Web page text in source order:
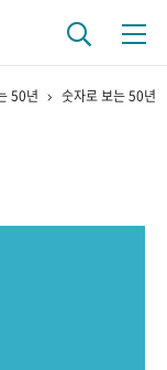
50년 숫자로 보는 50년